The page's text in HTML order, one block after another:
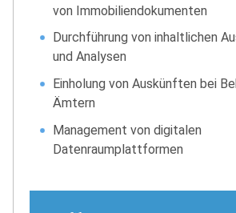
von Immobiliendokumenten
Durchführung von inhaltlichen
und Analysen
Einholung von Auskünften bei
Ämtern
Management von digitalen
Datenraumplattformen